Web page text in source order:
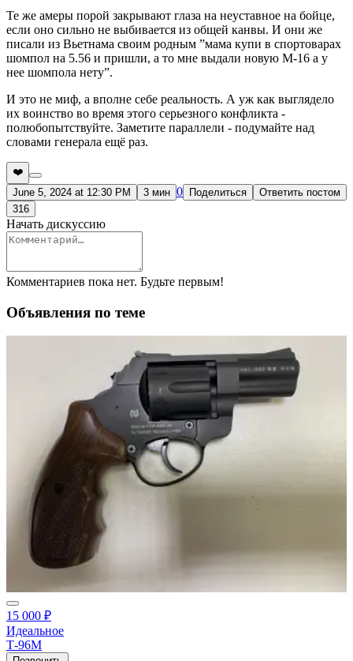
Те же амеры порой закрывают глаза на неуставное на бойце,
если оно сильно не выбивается из общей канвы. И они же
писали из Вьетнама своим родным ”мама купи в спортоварах
шомпол на 5.56 и пришли, а то мне выдали новую М-16 а у
нее шомпола нету”.
И это не миф, а вполне себе реальность. А уж как выглядело
их воинство во время этого серьезного конфликта -
полюбопытствуйте. Заметите параллели - подумайте над
словами генерала ещё раз.
❤️
June 5, 2024 at 12:30 PM
3 мин 0 Поделиться
Ответить постом
316
Начать дискуссию
Комментариев пока нет. Будьте первым!
Объявления по теме
15 000 ₽
Идеальное
Т-96М